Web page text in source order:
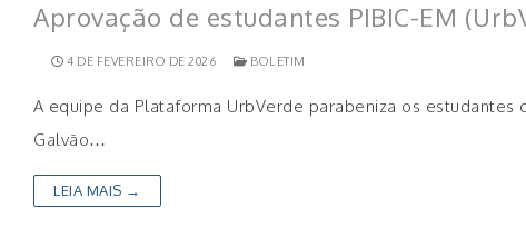
Aprovação de estudantes PIBIC-EM
4 DE FEVEREIRO DE 2026 BOLETIM
A equipe da Plataforma UrbVerde parabeniza os estudantes
Galvão…
LEIA MAIS →